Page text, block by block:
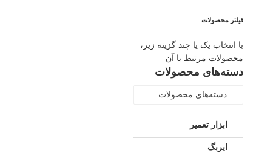
فیلتر محصولات
با انتخاب یک یا چند گزینه زیر،
محصولات مرتبط با آن
دسته‌های محصولات
دسته‌های محصولات
ابزار تعمیر
ایربگ